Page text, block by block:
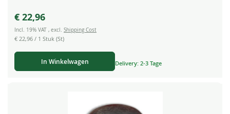
€ 22,96
Incl. 19% VAT , excl. Shipping Cost
€ 22,96 / 1 Stuk (St)
In Winkelwagen Delivery: 2-3 Tage